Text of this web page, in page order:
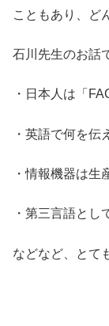
こともあり、ど
石川先生のお話
・日本人は「
・英語で何を伝
・情報機器は生
・第三言語とし
などなど、とて